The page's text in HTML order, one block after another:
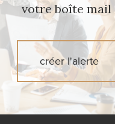
votre boîte mail
créer l'alerte